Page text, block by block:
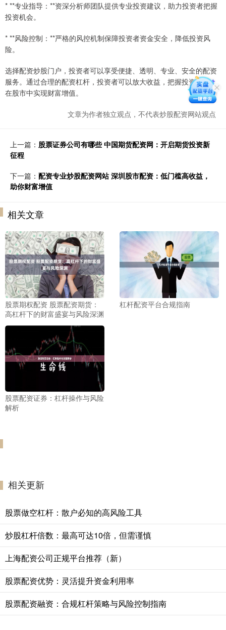
* **专业指导：**资深分析师团队提供专业投资建议，助力投资者把握
投资机会。
* **风险控制：**严格的风控机制保障投资者资金安全，降低投资风
险。
选择配资炒股门户，投资者可以享受便捷、透明、专业、安全的配资
服务。通过合理的配资杠杆，投资者可以放大收益，把握投资良机，
在股市中实现财富增值。
文章为作者独立观点，不代表炒股配资网站观点
上一篇： 股票证券公司有哪些 中国期货配资网：开启期货投资新
征程
下一篇： 配资专业炒股配资网站 深圳股市配资：低门槛高收益，
助你财富增值
相关文章
股票期权配资 股票配资期货：
高杠杆下的财富盛宴与风险深渊
杠杆配资平台合规指南
股票配资证券：杠杆操作与风险
解析
相关更新
股票做空杠杆：散户必知的高风险工具
炒股杠杆倍数：最高可达10倍，但需谨慎
上海配资公司正规平台推荐（新）
股票配资优势：灵活提升资金利用率
股票配资融资：合规杠杆策略与风险控制指南